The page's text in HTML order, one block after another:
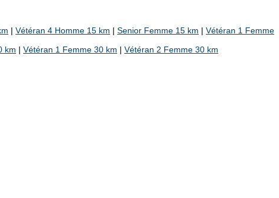
| Vétéran 4 Homme 15 km | Senior Femme 15 km | Vétéran 1 Femme
km | Vétéran 1 Femme 30 km | Vétéran 2 Femme 30 km